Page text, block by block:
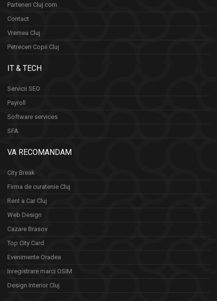
Parteneri Cluj.com
Contact
Vremea Cluj
Petreceri Copii Cluj
IT & TECH
Servicii SEO
Payroll
Software services
SFA
VA RECOMANDAM
City Break
Firma de curatenie Cluj
Rent a Car Cluj
Web Design
Cazare Brasov
Top City Card
Evenimente Oradea
Inregistrare marci OSIM
Design Interior Cluj